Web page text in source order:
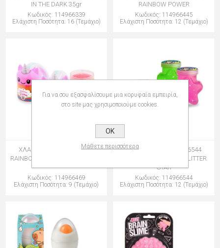
IN THE DARK 35gr
Κωδικός: 114966339
Ελάχιστη Ποσότητα: 16 (Τεμάχιο)
RAINBOW POWER
Κωδικός: 114966445
Ελάχιστη Ποσότητα: 12 (Τεμάχιο)
ΧΛΑΠΑΤΣΑ TREND 966469
RAINBOW POWER STYLE & PLAY
Κωδικός: 114966469
Ελάχιστη Ποσότητα: 9 (Τεμάχιο)
ΧΛΑΠΑΤΣΑ TREND 966544
MAGIC MOMENTS SF GLITTER
STAR
Κωδικός: 114966544
Ελάχιστη Ποσότητα: 12 (Τεμάχιο)
Για να σου εξασφαλίσουμε μια κορυφαία εμπειρία,
στο site μας χρησιμοποιούμε cookies.
OK
Μάθετε περισσότερα